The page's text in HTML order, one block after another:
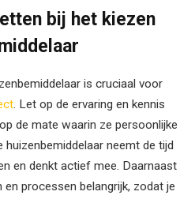
bij het kiezen
is cruciaal voor
. Let op de ervaring en kennis
de mate waarin ze persoonlijke
huizenbemiddelaar neemt de tijd
en denkt actief mee. Daarnaast
processen belangrijk, zodat je